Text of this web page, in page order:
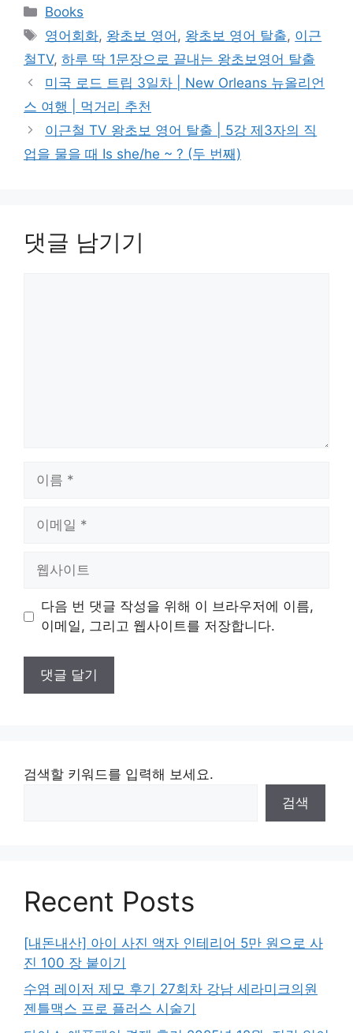
카
테
리
Books
태
그
영어회화, 왕초보 영어 , 왕초보 영어 탈출, 이근
철TV, 하루 딱 1문장으로 끝내는 왕초보영어 탈출
미국 로드 트립 3일차 | New Orleans 뉴올리언
스 여행 | 먹거리 추천
이근철 TV 왕초보 영어 탈출 | 5강 제3자의 직
업을 물을 때 Is she/he ~ ? (두 번째)
댓글 남기기
트
다음 번 댓글 작성을 위해 이 브라우저에 이름,
이메일, 그리고 웹사이트를 저장합니다.
검색할 키워드를 입력해 보세요.
검색
Recent Posts
[내돈내산] 아이 사진 액자 인테리어 5만 원으로 사
진 100 장 붙이기
수염 레이저 제모 후기 27회차 강남 세라미크의원
젠틀맥스 프로 플러스 시술기